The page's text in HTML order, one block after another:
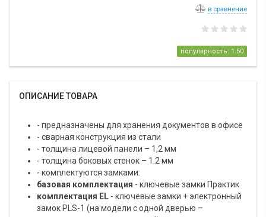
в сравнение
популярность: 1.50
ОПИСАНИЕ ТОВАРА
- предназначены для хранения документов в офисе
- сварная конструкция из стали
- толщина лицевой панели – 1,2 мм
- толщина боковых стенок – 1.2 мм
- комплектуются замками:
базовая комплектация - ключевые замки Практик
комплектация EL - ключевые замки + электронный
замок PLS-1 (на модели с одной дверью –